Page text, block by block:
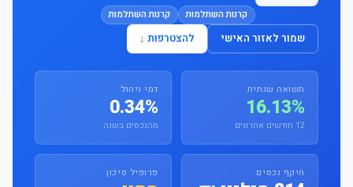
קרנות השתלמות קרנות השתלמות
שמור לאזור האישי להצטרפות ↓
תשואה שנתית
16.13%
12 חודשים אחרונים
דמי ניהול
0.34%
מהנכסים בשנה
היקף נכסים פרופיל סיכון